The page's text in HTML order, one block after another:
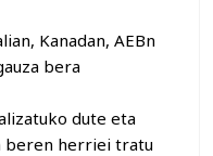
Kanadan, AEBn
bera
dute eta
beren herriei tratu